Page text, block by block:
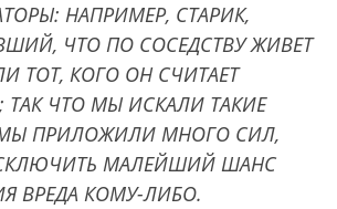
НАПРИМЕР, СТАРИК,
ЧТО ПО СОСЕДСТВУ ЖИВЕТ
ТОТ, КОГО ОН СЧИТАЕТ
ТАК ЧТО МЫ ИСКАЛИ ТАКИЕ
ПРИЛОЖИЛИ МНОГО СИЛ,
МАЛЕЙШИЙ ШАНС
ВРЕДА КОМУ-ЛИБО.